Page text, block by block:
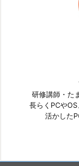
研修講師・た
長らくPCや
活かした